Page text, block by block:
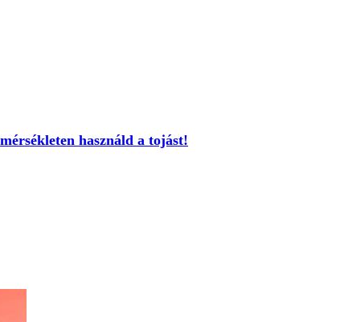
használd a tojást!